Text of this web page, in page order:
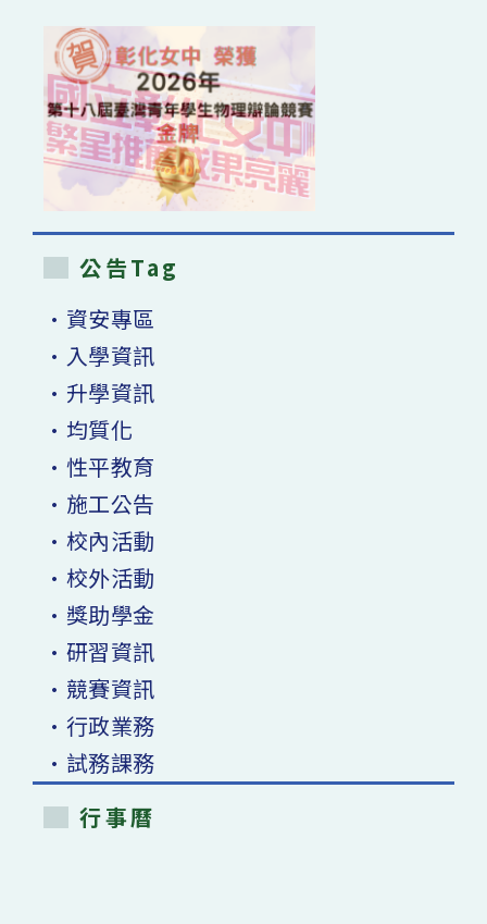
公告Tag
•資安專區
•入學資訊
•升學資訊
•均質化
•性平教育
•施工公告
•校內活動
•校外活動
•獎助學金
•研習資訊
•競賽資訊
•行政業務
•試務課務
行事曆